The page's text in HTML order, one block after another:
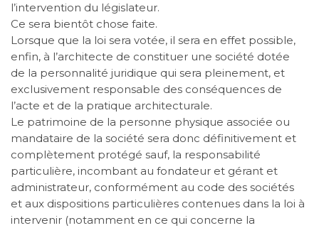
l’intervention du législateur.
Ce sera bientôt chose faite.
Lorsque que la loi sera votée, il sera en effet possible,
enfin, à l’architecte de constituer une société dotée
de la personnalité juridique qui sera pleinement, et
exclusivement responsable des conséquences de
l’acte et de la pratique architecturale.
Le patrimoine de la personne physique associée ou
mandataire de la société sera donc définitivement et
complètement protégé sauf, la responsabilité
particulière, incombant au fondateur et gérant et
administrateur, conformément au code des sociétés
et aux dispositions particulières contenues dans la loi à
intervenir (notamment en ce qui concerne la